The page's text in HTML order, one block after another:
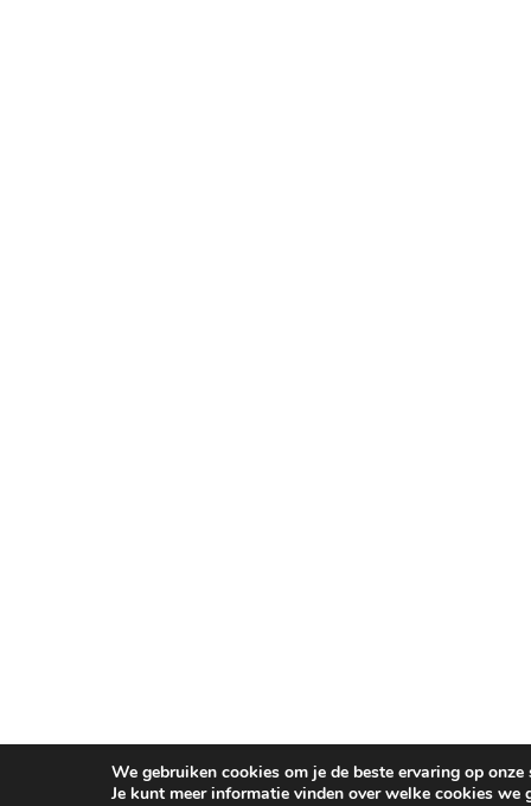
We gebruiken cookies om je de beste ervaring op onze
Je kunt meer informatie vinden over welke cookies